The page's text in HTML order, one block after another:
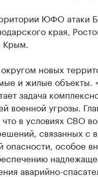
ЮФО атаки
края,
Крым.
новых
и жилые объекты.
задача
военной угрозы.
в условиях СВО
связанных с
опасности, особое
аварийно-